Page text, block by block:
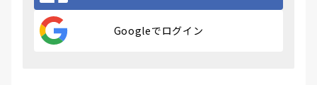
Googleでログイン